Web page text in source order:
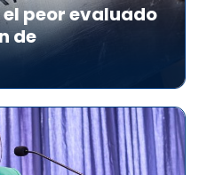
el peor evaluado
de